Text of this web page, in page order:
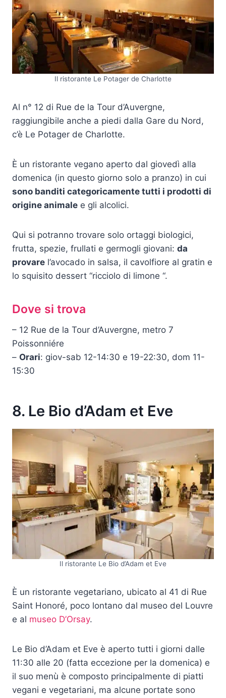
Il ristorante Le Potager de Charlotte
Al n° 12 di Rue de la Tour d’Auvergne,
raggiungibile anche a piedi dalla Gare du Nord,
c’è Le Potager de Charlotte.
È un ristorante vegano aperto dal giovedì alla
domenica (in questo giorno solo a pranzo) in cui
sono banditi categoricamente tutti i prodotti di
origine animale e gli alcolici.
Qui si potranno trovare solo ortaggi biologici,
frutta, spezie, frullati e germogli giovani: da
provare l’avocado in salsa, il cavolfiore al gratin e
lo squisito dessert “ricciolo di limone “.
Dove si trova
– 12 Rue de la Tour d’Auvergne, metro 7
Poissonniére
– Orari: giov-sab 12-14:30 e 19-22:30, dom 11-
15:30
8. Le Bio d’Adam et Eve
Il ristorante Le Bio d’Adam et Eve
È un ristorante vegetariano, ubicato al 41 di Rue
Saint Honoré, poco lontano dal museo del Louvre
e al museo D’Orsay.
Le Bio d’Adam et Eve è aperto tutti i giorni dalle
11:30 alle 20 (fatta eccezione per la domenica) e
il suo menù è composto principalmente di piatti
vegani e vegetariani, ma alcune portate sono